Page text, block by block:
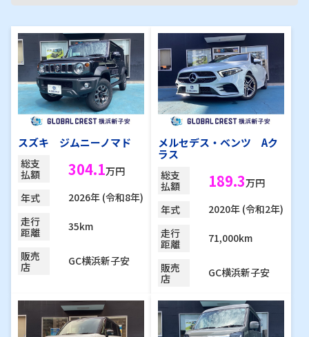
スズキ ジムニーノマド
総支
払額
304.1万円
年式
2026年 (令和8年)
走行
距離
35km
販売
店
GC横浜新子安
メルセデス・ベンツ Aク
ラス
総支
払額
189.3万円
年式
2020年 (令和2年)
走行
距離
71,000km
販売
店
GC横浜新子安